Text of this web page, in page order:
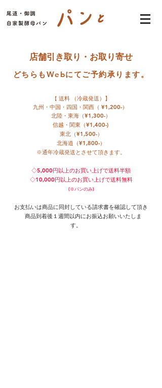
店舗引き取り・お取り寄せ
どちらもWebにてご予約承ります。
【 送料 （冷蔵発送）】
九州・中国・四国・関西（ ¥1,200-）
北陸・東海（¥1,300-）
信越・関東（¥1,400-)
東北（¥1,500-）
北海道（¥1,800-）
※通年冷蔵発送とさせて頂きます。
◇5,000円以上のお買い上げで送料半額
◇10,000円以上のお買い上げで送料無料
(※パンのみ)
お支払いは商品に同封している請求書を確認して頂き
商品到着後１週間以内にお振込お願いいたしま
す。